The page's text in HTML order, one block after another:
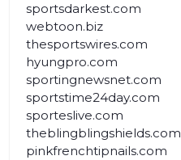
sportsdarkest.com
webtoon.biz
thesportswires.com
hyungpro.com
sportingnewsnet.com
sportstime24day.com
sporteslive.com
theblingblingshields.com
pinkfrenchtipnails.com